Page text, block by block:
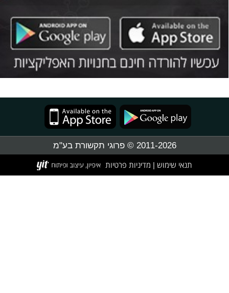
2011-2026 © פרוגי תקשורת בע"מ
תנאי שימוש מדיניות פרטיות